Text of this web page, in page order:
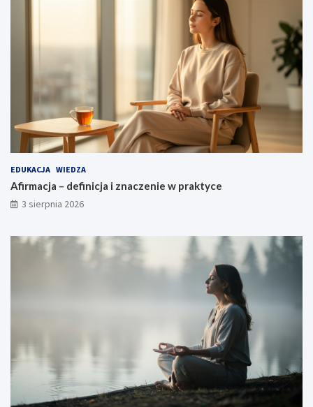
EDUKACJA WIEDZA
Afirmacja – definicja i znaczenie w praktyce
3 sierpnia 2026